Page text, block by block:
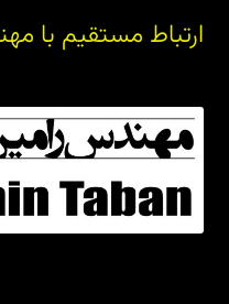
ارتباط مستقیم با